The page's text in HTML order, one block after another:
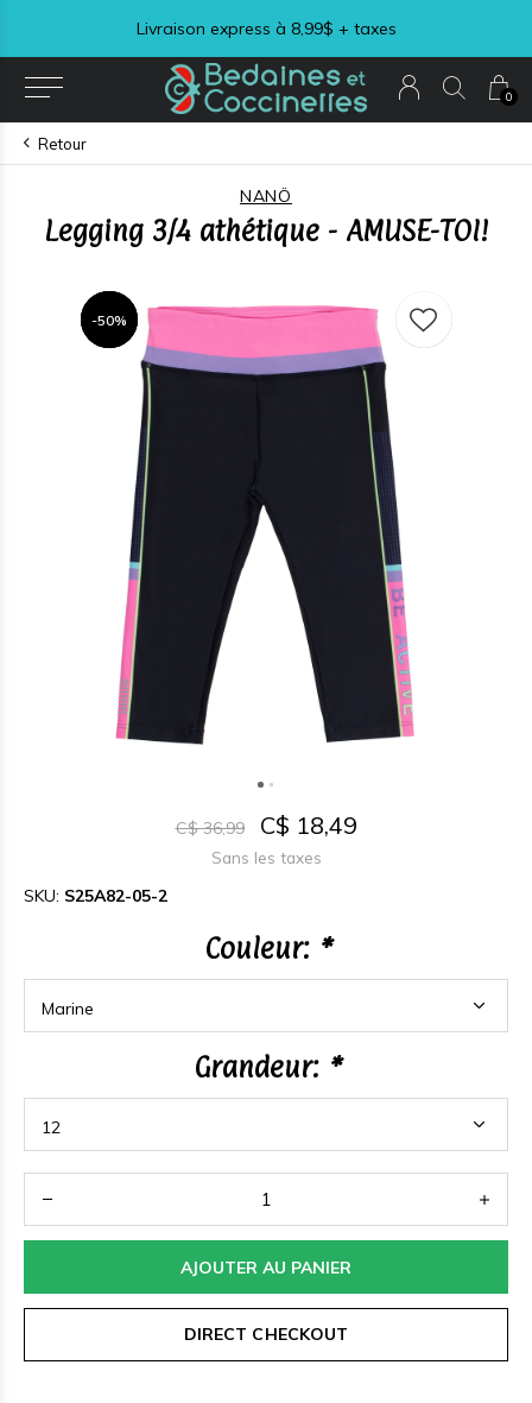
0
Livraison express à 8,99$ + taxes
Retour
NANÖ
Legging 3/4 athétique - AMUSE-TOI!
-50%
-50%
-50%
C$ 36,99 C$ 18,49
Sans les taxes
SKU: S25A82-05-2
Couleur: *
Grandeur: *
AJOUTER AU PANIER
DIRECT CHECKOUT